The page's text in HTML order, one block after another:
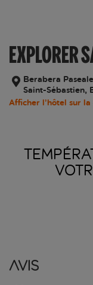
EXPLORER
Berabera
Saint-Sébastien,
Afficher l’hôtel sur
Avis